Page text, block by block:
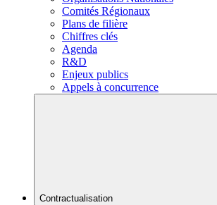
Comités Régionaux
Plans de filière
Chiffres clés
Agenda
R&D
Enjeux publics
Appels à concurrence
Contractualisation